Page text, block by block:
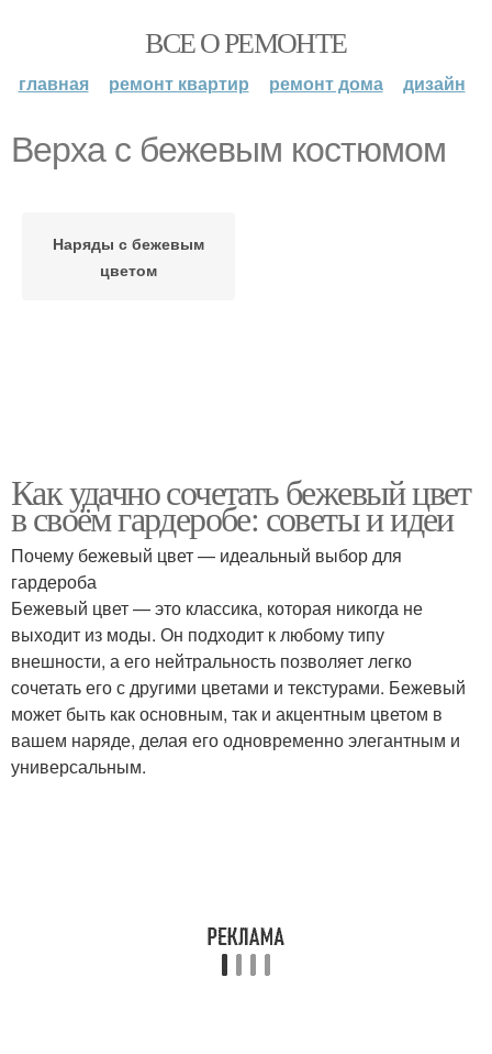
ВСЕ О РЕМОНТЕ
главная ремонт квартир ремонт дома дизайн
Верха с бежевым костюмом
Наряды с бежевым
цветом
Как удачно сочетать бежевый цвет
в своём гардеробе: советы и идеи
Почему бежевый цвет — идеальный выбор для
гардероба
Бежевый цвет — это классика, которая никогда не
выходит из моды. Он подходит к любому типу
внешности, а его нейтральность позволяет легко
сочетать его с другими цветами и текстурами. Бежевый
может быть как основным, так и акцентным цветом в
вашем наряде, делая его одновременно элегантным и
универсальным.